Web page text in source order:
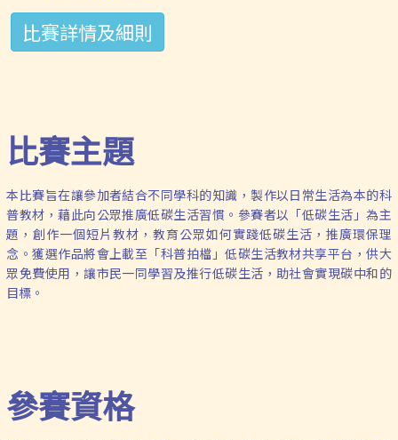
比賽詳情及細則
比賽主題
本比賽旨在讓參加者結合不同學科的知識，製作以日常生活為本的科
普教材，藉此向公眾推廣低碳生活習慣。參賽者以「低碳生活」為主
題，創作一個短片教材，教育公眾如何實踐低碳生活，推廣環保理
念。獲選作品將會上載至「科普拍檔」低碳生活教材共享平台，供大
眾免費使用，讓市民一同學習及推行低碳生活，助社會實現碳中和的
目標。
參賽資格